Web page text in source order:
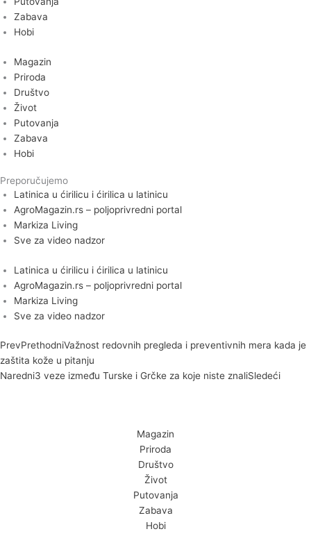
Zabava
Hobi
Magazin
Priroda
Društvo
Život
Putovanja
Zabava
Hobi
Preporučujemo
Latinica u ćirilicu i ćirilica u latinicu
AgroMagazin.rs – poljoprivredni portal
Markiza Living
Sve za video nadzor
Latinica u ćirilicu i ćirilica u latinicu
AgroMagazin.rs – poljoprivredni portal
Markiza Living
Sve za video nadzor
PrevPrethodniVažnost redovnih pregleda i preventivnih mera kada je
zaštita kože u pitanju
Naredni3 veze između Turske i Grčke za koje niste znaliSledeći
Magazin
Priroda
Društvo
Život
Putovanja
Zabava
Hobi